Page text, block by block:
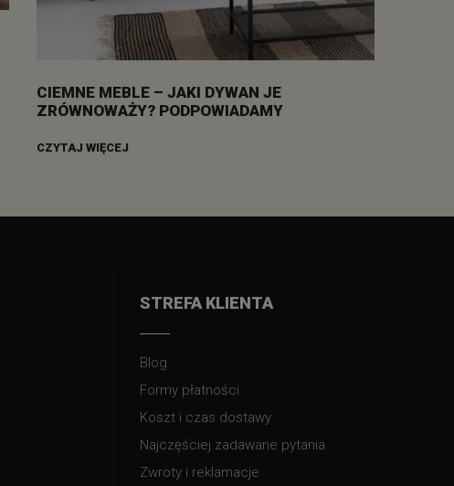
CIEMNE MEBLE – JAKI DYWAN JE
ZRÓWNOWAŻY? PODPOWIADAMY
CZYTAJ WIĘCEJ
STREFA KLIENTA
Blog
Formy płatności
Koszt i czas dostawy
Najczęściej zadawane pytania
Zwroty i reklamacje